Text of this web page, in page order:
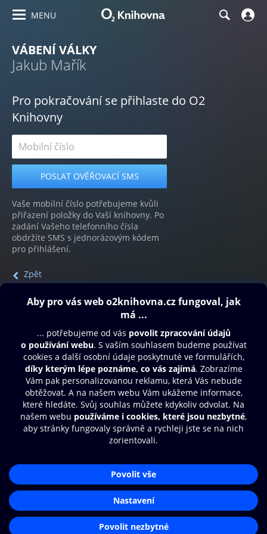
MENU
VÁBENÍ VÁLKY
Jakub Mařík
Pro pokračování se přihlaste do O2
Knihovny
Vaše mobilní číslo potřebujeme kvůli
přiřazení položky do Vaší knihovny. Po
zadání Vašeho telefonního čísla
obdržíte SMS s jednorázovým kódem
pro přihlášení.
Zpět
Obsah ke stažení
Moje O2 Knihovna
Další zábava
© O2 Czech Republic a.s.
Přístupnost
Zásady zpracování osobních údajů
Nastavení cookies
Aplikace O2 Knihovna
Čti a poslouchej své e-knihy a
audioknihy rychleji a pohodlněji.